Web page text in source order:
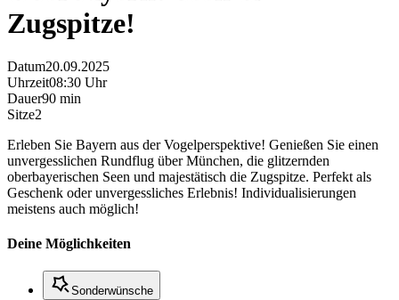
Zugspitze!
Datum20.09.2025
Uhrzeit08:30 Uhr
Dauer90 min
Sitze2
Erleben Sie Bayern aus der Vogelperspektive! Genießen Sie einen
unvergesslichen Rundflug über München, die glitzernden
oberbayerischen Seen und majestätisch die Zugspitze. Perfekt als
Geschenk oder unvergessliches Erlebnis! Individualisierungen
meistens auch möglich!
Deine Möglichkeiten
Sonderwünsche